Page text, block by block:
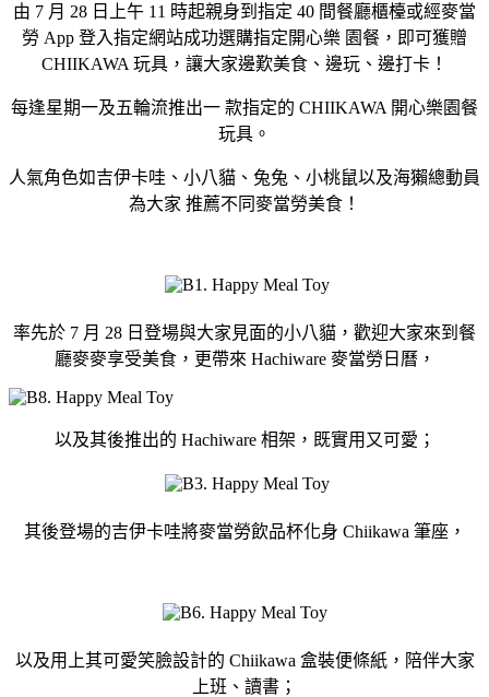
由 7 月 28 日上午 11 時起親身到指定 40 間餐廳櫃檯或經麥當
勞 App 登入指定網站成功選購指定開心樂 園餐，即可獲贈
CHIIKAWA 玩具，讓大家邊歎美食、邊玩、邊打卡！
每逢星期一及五輪流推出一 款指定的 CHIIKAWA 開心樂園餐
玩具。
人氣角色如吉伊卡哇、小八貓、兔兔、小桃鼠以及海獺總動員
為大家 推薦不同麥當勞美食！
率先於 7 月 28 日登場與大家見面的小八貓，歡迎大家來到餐
廳麥麥享受美食，更帶來 Hachiware 麥當勞日曆，
以及其後推出的 Hachiware 相架，既實用又可愛；
其後登場的吉伊卡哇將麥當勞飲品杯化身 Chiikawa 筆座，
以及用上其可愛笑臉設計的 Chiikawa 盒裝便條紙，陪伴大家
上班、讀書；